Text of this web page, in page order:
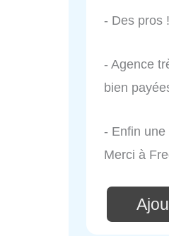
- Des pros !
- Agence
bien
- Enfin une
Merci à